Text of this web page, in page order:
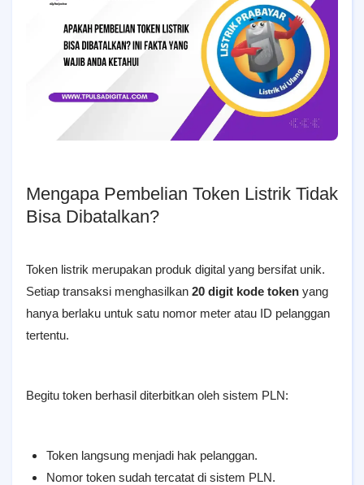
Mengapa Pembelian Token Listrik Tidak
Bisa Dibatalkan?
Token listrik merupakan produk digital yang bersifat unik.
Setiap transaksi menghasilkan 20 digit kode token yang
hanya berlaku untuk satu nomor meter atau ID pelanggan
tertentu.
Begitu token berhasil diterbitkan oleh sistem PLN:
Token langsung menjadi hak pelanggan.
Nomor token sudah tercatat di sistem PLN.